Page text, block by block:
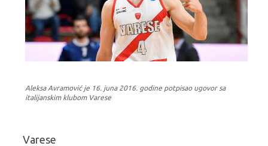
Aleksa Avramović je 16. juna 2016. godine potpisao ugovor sa
italijanskim klubom Varese
Varese